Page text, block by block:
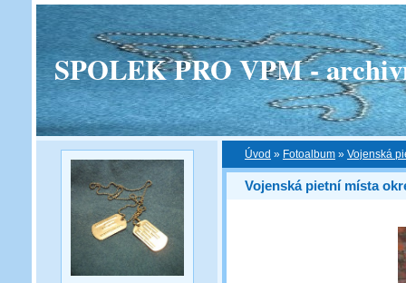
SPOLEK PRO VPM -
Úvod » Fotoalbum » Vojenská
Vojenská pietní místa